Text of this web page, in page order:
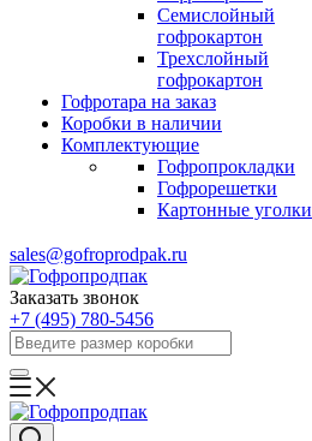
Семислойный
гофрокартон
Трехслойный
гофрокартон
Гофротара на заказ
Коробки в наличии
Комплектующие
Гофропрокладки
Гофрорешетки
Картонные уголки
sales@gofroprodpak.ru
Заказать звонок
+7 (495) 780-5456